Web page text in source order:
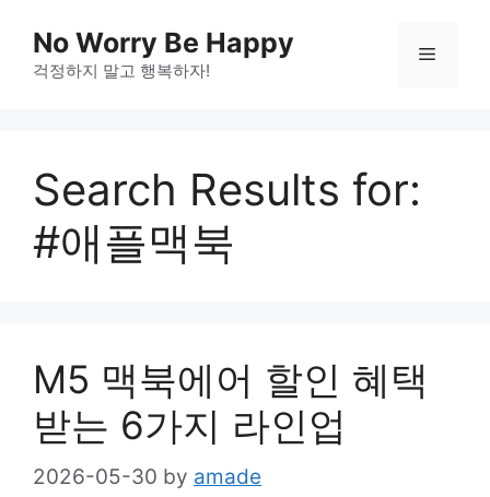
content
No Worry Be Happy
걱정하지 말고 행복하자!
Menu
Search Results for:
#애플맥북
M5 맥북에어 할인 혜택
받는 6가지 라인업
2026-05-30 by amade